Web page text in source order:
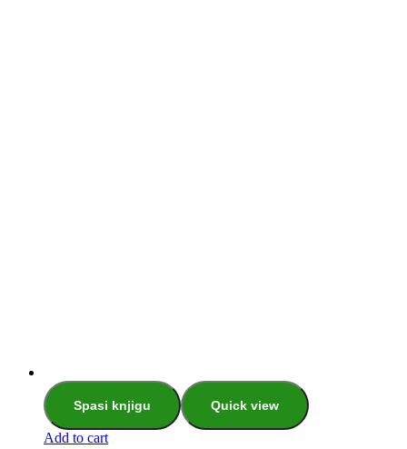
Spasi knjigu Quick view
Add to cart